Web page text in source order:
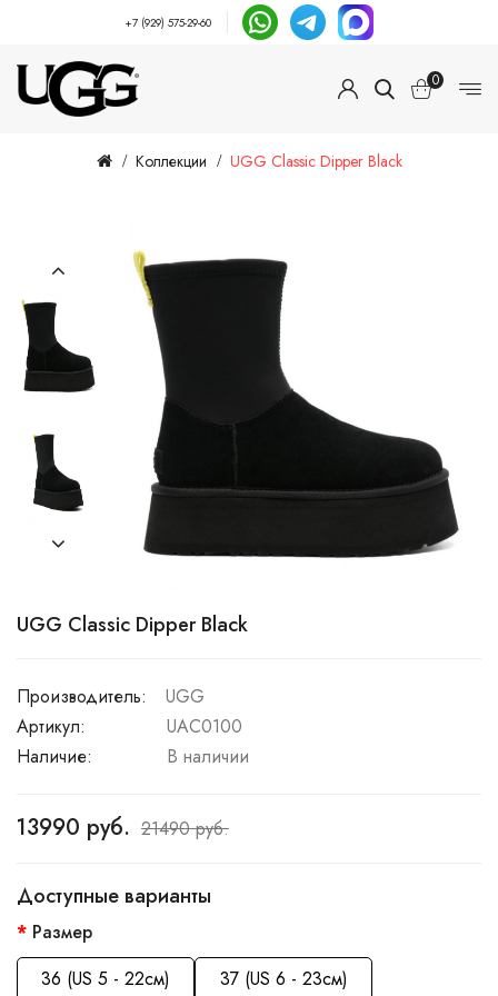
+7 (929) 575-29-60
0
Коллекции UGG Classic Dipper Black
UGG Classic Dipper Black
Производитель:
UGG
Артикул:
UAC0100
Наличие:
В наличии
13990 руб. 21490 руб.
Доступные варианты
Размер
36 (US 5 - 22см)
37 (US 6 - 23см)